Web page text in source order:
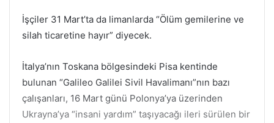
İşçiler 31 Mart’ta da limanlarda “Ölüm gemilerine ve
silah ticaretine hayır” diyecek.
İtalya’nın Toskana bölgesindeki Pisa kentinde
bulunan “Galileo Galilei Sivil Havalimanı”nın bazı
çalışanları, 16 Mart günü Polonya’ya üzerinden
Ukrayna’ya “insani yardım” taşıyacağı ileri sürülen bir